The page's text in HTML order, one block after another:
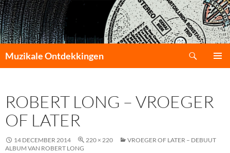
Muzikale Ontdekkingen
INHOUD
ROBERT LONG – VROEGER
OF LATER
14 DECEMBER 2014 220 × 220
VROEGER OF LATER – DEBUUT
ALBUM VAN ROBERT LONG